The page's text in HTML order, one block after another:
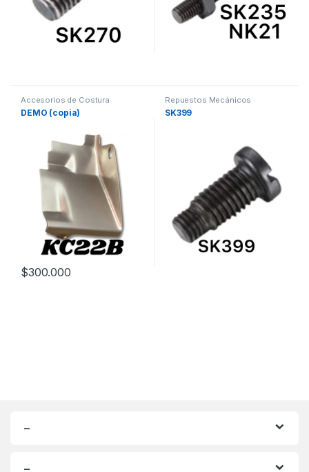
Accesorios de Costura
Maquinas de coser
DEMO (copia)
$300.000
Repuestos Mecánicos
SK399
–
–